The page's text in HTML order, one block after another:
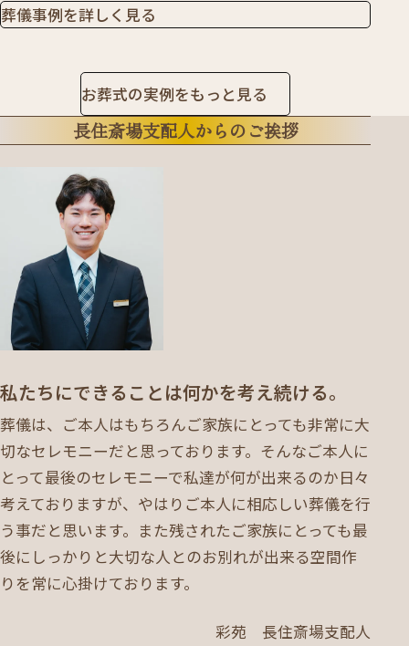
葬儀事例を詳しく見る
お葬式の実例をもっと見る
長住斎場支配人からのご挨拶
私たちにできることは何かを考え続ける。
葬儀は、ご本人はもちろんご家族にとっても非常に大
切なセレモニーだと思っております。そんなご本人に
とって最後のセレモニーで私達が何が出来るのか日々
考えておりますが、やはりご本人に相応しい葬儀を行
う事だと思います。また残されたご家族にとっても最
後にしっかりと大切な人とのお別れが出来る空間作
りを常に心掛けております。
彩苑 長住斎場支配人